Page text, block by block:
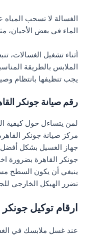
الغسالة لا تسحب
الماء في بعض الأحيان،
أثناء تشغيل
الملابس بالطريقة
يجب تنظيفها بانتظام
رقم صيانة جونكر
لمن يتساءل حول كيفية
مركز صيانة جونكر
جهاز الغسيل بشكل
جونكر القاهرة بضرورة
ينبغي أن يكون السطح
تضرر الهيكل الخارجي
ارقام توكيل
عند غسل ملابسك في